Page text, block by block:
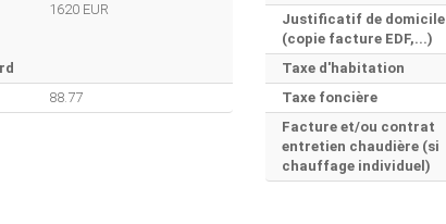
1620 EUR
88.77
Justificatif de domicile
(copie facture EDF,...)
Taxe d'habitation
Taxe foncière
Facture et/ou contrat
entretien chaudière (si
chauffage individuel)